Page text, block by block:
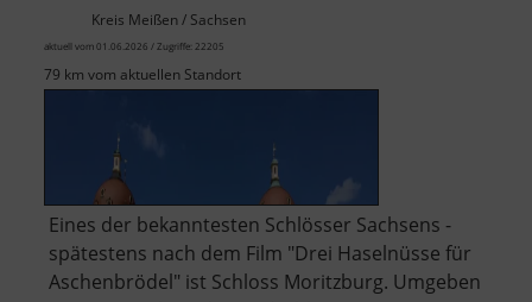
Kreis Meißen / Sachsen
aktuell vom 01.06.2026 / Zugriffe: 22205
79 km vom aktuellen Standort
Eines der bekanntesten Schlösser Sachsens -
spätestens nach dem Film "Drei Haselnüsse für
Aschenbrödel" ist Schloss Moritzburg. Umgeben